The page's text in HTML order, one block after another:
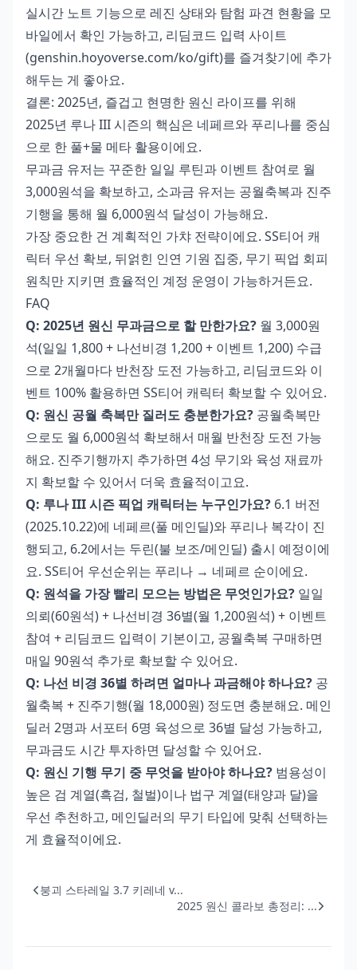
실시간 노트 기능으로 레진 상태와 탐험 파견 현황을 모
바일에서 확인 가능하고, 리딤코드 입력 사이트
(genshin.hoyoverse.com/ko/gift)를 즐겨찾기에 추가
해두는 게 좋아요.
결론: 2025년, 즐겁고 현명한 원신 라이프를 위해
2025년 루나 III 시즌의 핵심은 네페르와 푸리나를 중심
으로 한 풀+물 메타 활용이에요.
무과금 유저는 꾸준한 일일 루틴과 이벤트 참여로 월
3,000원석을 확보하고, 소과금 유저는 공월축복과 진주
기행을 통해 월 6,000원석 달성이 가능해요.
가장 중요한 건 계획적인 가챠 전략이에요. SS티어 캐
릭터 우선 확보, 뒤얽힌 인연 기원 집중, 무기 픽업 회피
원칙만 지키면 효율적인 계정 운영이 가능하거든요.
FAQ
Q: 2025년 원신 무과금으로 할 만한가요? 월 3,000원
석(일일 1,800 + 나선비경 1,200 + 이벤트 1,200) 수급
으로 2개월마다 반천장 도전 가능하고, 리딤코드와 이
벤트 100% 활용하면 SS티어 캐릭터 확보할 수 있어요.
Q: 원신 공월 축복만 질러도 충분한가요? 공월축복만
으로도 월 6,000원석 확보해서 매월 반천장 도전 가능
해요. 진주기행까지 추가하면 4성 무기와 육성 재료까
지 확보할 수 있어서 더욱 효율적이고요.
Q: 루나 III 시즌 픽업 캐릭터는 누구인가요? 6.1 버전
(2025.10.22)에 네페르(풀 메인딜)와 푸리나 복각이 진
행되고, 6.2에서는 두린(불 보조/메인딜) 출시 예정이에
요. SS티어 우선순위는 푸리나 → 네페르 순이에요.
Q: 원석을 가장 빨리 모으는 방법은 무엇인가요? 일일
의뢰(60원석) + 나선비경 36별(월 1,200원석) + 이벤트
참여 + 리딤코드 입력이 기본이고, 공월축복 구매하면
매일 90원석 추가로 확보할 수 있어요.
Q: 나선 비경 36별 하려면 얼마나 과금해야 하나요? 공
월축복 + 진주기행(월 18,000원) 정도면 충분해요. 메인
딜러 2명과 서포터 6명 육성으로 36별 달성 가능하고,
무과금도 시간 투자하면 달성할 수 있어요.
Q: 원신 기행 무기 중 무엇을 받아야 하나요? 범용성이
높은 검 계열(흑검, 철벌)이나 법구 계열(태양과 달)을
우선 추천하고, 메인딜러의 무기 타입에 맞춰 선택하는
게 효율적이에요.
붕괴 스타레일 3.7 키레네 v...
2025 원신 콜라보 총정리: ...